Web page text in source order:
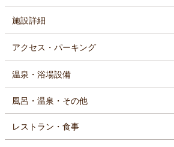
施設詳細
アクセス・パーキング
温泉・浴場設備
風呂・温泉・その他
レストラン・食事